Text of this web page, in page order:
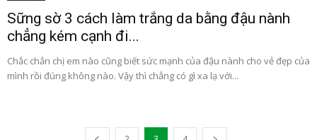
Sững sờ 3 cách làm trắng da bằng đậu nành
chẳng kém cạnh đi...
Chắc chắn chị em nào cũng biết sức mạnh của đậu nành cho vẻ đẹp của
mình rồi đúng không nào. Vậy thì chẳng có gì xa lạ với...